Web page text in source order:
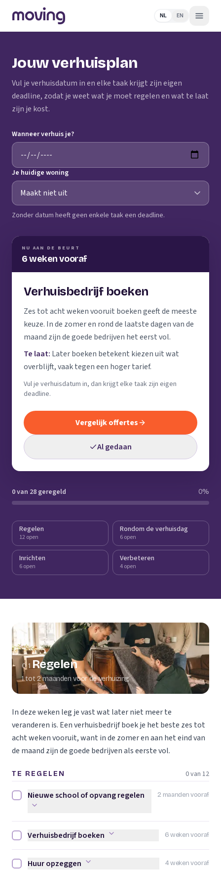
NL EN
Jouw verhuisplan
Vul je verhuisdatum in en elke taak krijgt zijn eigen
deadline, zodat je weet wat je moet regelen en wat te laat
zijn je kost.
Wanneer verhuis je?
Je huidige woning
Zonder datum heeft geen enkele taak een deadline.
NU AAN DE BEURT
6 weken vooraf
Verhuisbedrijf boeken
Zes tot acht weken vooruit boeken geeft de meeste
keuze. In de zomer en rond de laatste dagen van de
maand zijn de goede bedrijven het eerst vol.
Te laat: Later boeken betekent kiezen uit wat
overblijft, vaak tegen een hoger tarief.
Vul je verhuisdatum in, dan krijgt elke taak zijn eigen
deadline.
Vergelijk offertes
Al gedaan
0 van 28 geregeld 0%
Regelen
12 open
Rondom de verhuisdag
6 open
Inrichten
6 open
Verbeteren
4 open
01 Regelen
1 tot 2 maanden voor de verhuizing
In deze weken leg je vast wat later niet meer te
veranderen is. Een verhuisbedrijf boek je het beste zes tot
acht weken vooruit, want in de zomer en aan het eind van
de maand zijn de goede bedrijven als eerste vol.
TE REGELEN 0 van 12
2 maanden vooraf
Nieuwe school of opvang regelen afvinken
Nieuwe school of opvang regelen
6 weken vooraf
Verhuisbedrijf boeken afvinken
Verhuisbedrijf boeken
4 weken vooraf
Huur opzeggen afvinken
Huur opzeggen